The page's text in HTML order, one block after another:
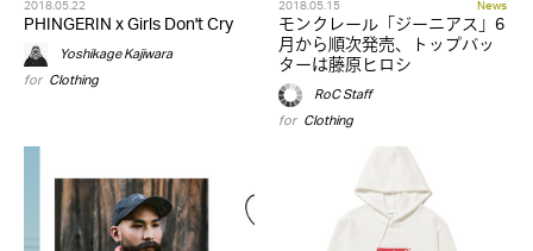
PHINGERIN x Girls Don't Cry
Yoshikage Kajiwara
for Clothing
モンクレール「ジーニアス」6
月から順次発売、トップバッ
ターは藤原ヒロシ
RoC Staff
for Clothing